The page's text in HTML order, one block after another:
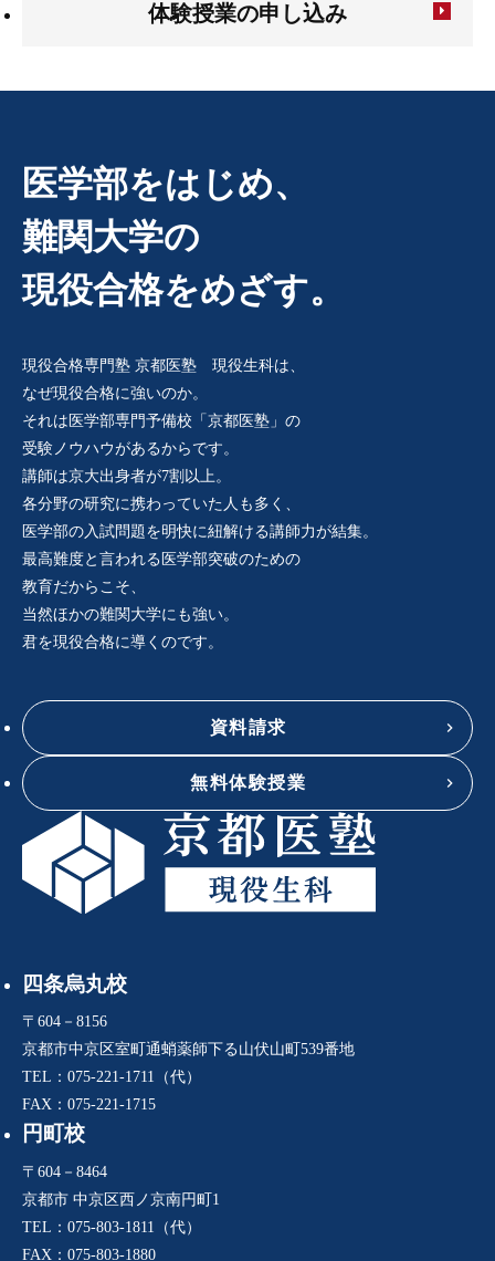
体験授業の申し込み
医学部をはじめ、
難関大学の
現役合格をめざす。
現役合格専門塾 京都医塾 現役生科は、
なぜ現役合格に強いのか。
それは医学部専門予備校「京都医塾」の
受験ノウハウがあるからです。
講師は京大出身者が7割以上。
各分野の研究に携わっていた人も多く、
医学部の入試問題を明快に紐解ける講師力が結集。
最高難度と言われる医学部突破のための
教育だからこそ、
当然ほかの難関大学にも強い。
君を現役合格に導くのです。
資料請求
無料体験授業
四条烏丸校
〒604－8156
京都市中京区室町通蛸薬師下る山伏山町539番地
TEL：075-221-1711（代）
FAX：075-221-1715
円町校
〒604－8464
京都市 中京区西ノ京南円町1
TEL：075-803-1811（代）
FAX：075-803-1880